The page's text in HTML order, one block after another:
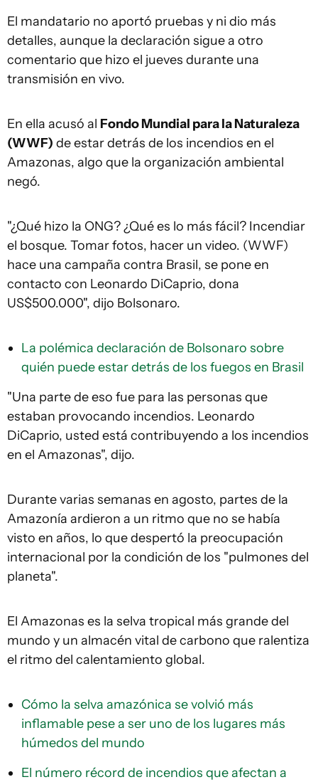
El mandatario no aportó pruebas y ni dio más
detalles, aunque la declaración sigue a otro
comentario que hizo el jueves durante una
transmisión en vivo.
En ella acusó al Fondo Mundial para la Naturaleza
(WWF) de estar detrás de los incendios en el
Amazonas, algo que la organización ambiental
negó.
"¿Qué hizo la ONG? ¿Qué es lo más fácil? Incendiar
el bosque. Tomar fotos, hacer un video. (WWF)
hace una campaña contra Brasil, se pone en
contacto con Leonardo DiCaprio, dona
US$500.000", dijo Bolsonaro.
La polémica declaración de Bolsonaro sobre
quién puede estar detrás de los fuegos en Brasil
"Una parte de eso fue para las personas que
estaban provocando incendios. Leonardo
DiCaprio, usted está contribuyendo a los incendios
en el Amazonas", dijo.
Durante varias semanas en agosto, partes de la
Amazonía ardieron a un ritmo que no se había
visto en años, lo que despertó la preocupación
internacional por la condición de los "pulmones del
planeta".
El Amazonas es la selva tropical más grande del
mundo y un almacén vital de carbono que ralentiza
el ritmo del calentamiento global.
Cómo la selva amazónica se volvió más
inflamable pese a ser uno de los lugares más
húmedos del mundo
El número récord de incendios que afectan a